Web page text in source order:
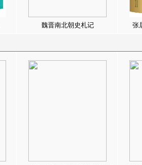
魏晋南北朝史札记 张